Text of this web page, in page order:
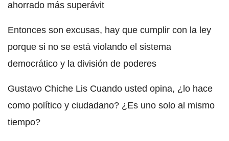
ahorrado más superávit
Entonces son excusas, hay que cumplir con la ley
porque si no se está violando el sistema
democrático y la división de poderes
Gustavo Chiche Lis Cuando usted opina, ¿lo hace
como político y ciudadano? ¿Es uno solo al mismo
tiempo?